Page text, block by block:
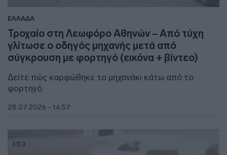
ΕΛΛΑΔΑ
Τροχαίο στη Λεωφόρο Αθηνών – Από τύχη
γλίτωσε ο οδηγός μηχανής μετά από
σύγκρουση με φορτηγό (εικόνα + βίντεο)
Δείτε πώς καρφώθηκε το μηχανάκι κάτω από το
φορτηγό
28.07.2026 - 14:57